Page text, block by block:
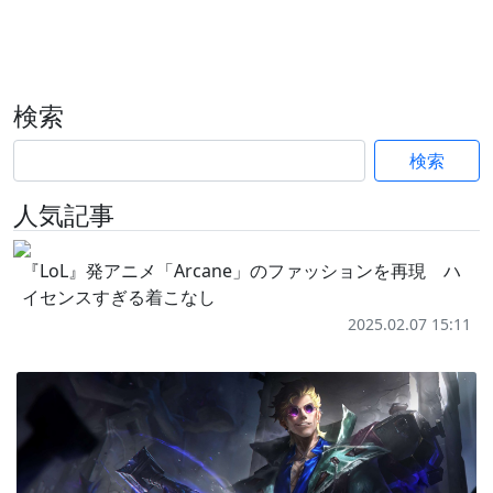
検索
検索
人気記事
『LoL』発アニメ「Arcane」のファッションを再現 ハ
イセンスすぎる着こなし
2025.02.07 15:11